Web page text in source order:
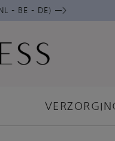
– BE – DE) —>